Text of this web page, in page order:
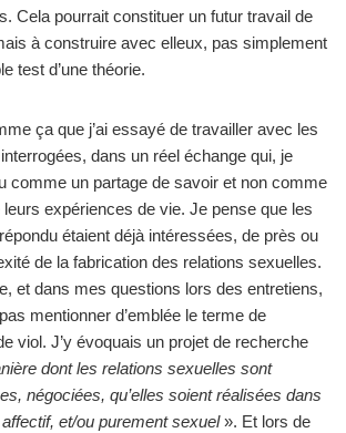
Cela pourrait constituer un futur travail de
à construire avec elleux, pas simplement
test d’une théorie.
ça que j’ai essayé de travailler avec les
dans un réel échange qui, je
comme un partage de savoir et non comme
leurs expériences de vie. Je pense que les
étaient déjà intéressées, de près ou
de la fabrication des relations sexuelles.
et dans mes questions lors des entretiens,
mentionner d’emblée le terme de
viol. J’y évoquais un projet de recherche
dont les relations sexuelles sont
négociées, qu’elles soient réalisées dans
et/ou purement sexuel». Et lors de